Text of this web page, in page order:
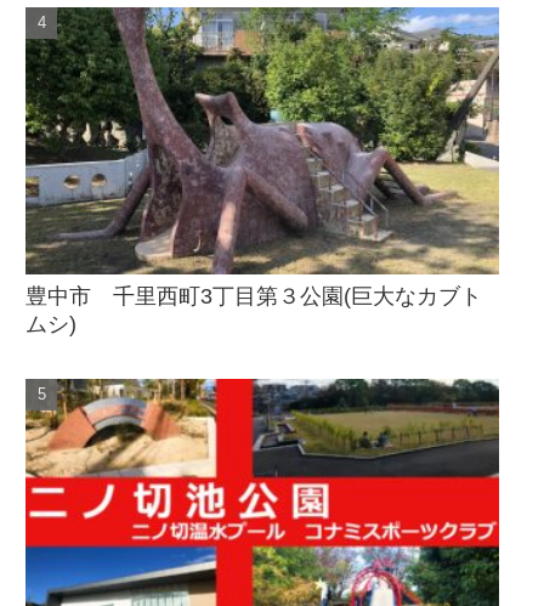
豊中市 千里西町3丁目第３公園(巨大なカブト
ムシ)